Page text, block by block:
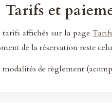
Tarifs et
tarifs affichés sur la pageTarifs
de la réservation reste
modalités de règlement